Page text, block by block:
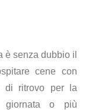
è senza dubbio il
cene con
di ritrovo per la
o più